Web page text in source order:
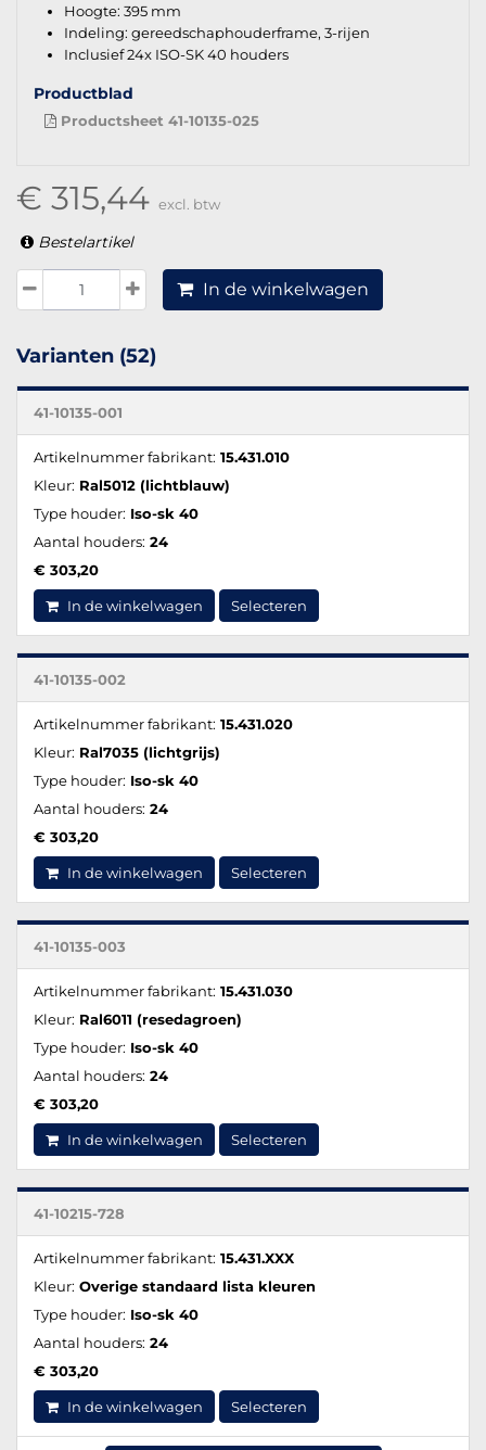
Hoogte: 395 mm
Indeling: gereedschaphouderframe, 3-rijen
Inclusief 24x ISO-SK 40 houders
Productblad
Productsheet 41-10135-025
€ 315,44 excl. btw
Bestelartikel
In de winkelwagen
Varianten (52)
41-10135-001
Artikelnummer fabrikant: 15.431.010
Kleur: Ral5012 (lichtblauw)
Type houder: Iso-sk 40
Aantal houders: 24
€ 303,20
In de winkelwagen Selecteren
41-10135-002
Artikelnummer fabrikant: 15.431.020
Kleur: Ral7035 (lichtgrijs)
Type houder: Iso-sk 40
Aantal houders: 24
€ 303,20
In de winkelwagen Selecteren
41-10135-003
Artikelnummer fabrikant: 15.431.030
Kleur: Ral6011 (resedagroen)
Type houder: Iso-sk 40
Aantal houders: 24
€ 303,20
In de winkelwagen Selecteren
41-10215-728
Artikelnummer fabrikant: 15.431.XXX
Kleur: Overige standaard lista kleuren
Type houder: Iso-sk 40
Aantal houders: 24
€ 303,20
In de winkelwagen Selecteren